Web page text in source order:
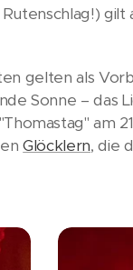
gilt
gelten als
Sonne – das
am
Glöcklern, die